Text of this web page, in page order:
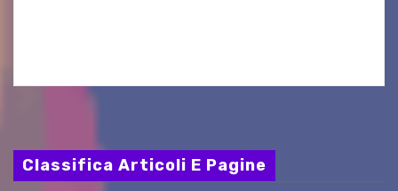
Classifica Articoli E Pagine